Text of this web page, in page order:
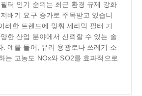
터 인기 순위는 최근 환경 규제 강화
배기 요구 증가로 주목받고 있습니
러한 트렌드에 맞춰 세라믹 필터 기
한 산업 분야에서 신뢰할 수 있는 솔
. 예를 들어, 유리 용광로나 쓰레기 소
는 고농도 NOx와 SO2를 효과적으로